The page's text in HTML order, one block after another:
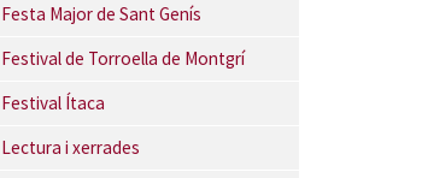
Festa Major de Sant Genís
Festival de Torroella de Montgrí
Festival Ítaca
Lectura i xerrades